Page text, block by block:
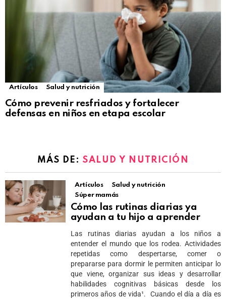
Artículos Salud y nutrición
Cómo prevenir resfriados y fortalecer
defensas en niños en etapa escolar
MÁS DE:SALUD Y NUTRICIÓN
Artículos
Salud y nutrición
Súper mamás
Cómo las rutinas diarias ya
ayudan a tu hijo a aprender
Las rutinas diarias ayudan a los niños a
entender el mundo que los rodea. Actividades
repetidas como despertarse, comer o
prepararse para dormir le permiten anticipar lo
que viene, organizar sus ideas y desarrollar
habilidades cognitivas básicas desde los
primeros años de vida¹.​ Cuando el día a día es